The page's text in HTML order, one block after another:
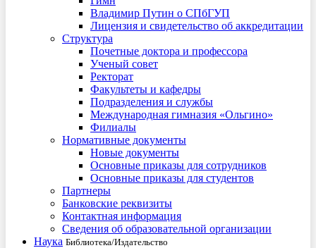
Владимир Путин о СПбГУП
Лицензия и свидетельство об аккредитации
Структура
Почетные доктора и профессора
Ученый совет
Ректорат
Факультеты и кафедры
Подразделения и службы
Международная гимназия «Ольгино»
Филиалы
Нормативные документы
Новые документы
Основные приказы для сотрудников
Основные приказы для студентов
Партнеры
Банковские реквизиты
Контактная информация
Сведения об образовательной организации
Наука Библиотека/Издательство